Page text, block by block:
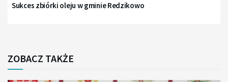
Sukces zbiórki oleju w gminie Redzikowo
ZOBACZ TAKŻE